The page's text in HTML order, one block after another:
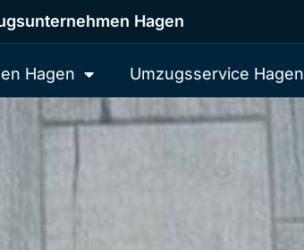
Hagen
Hagen Umzugsservice Hagen